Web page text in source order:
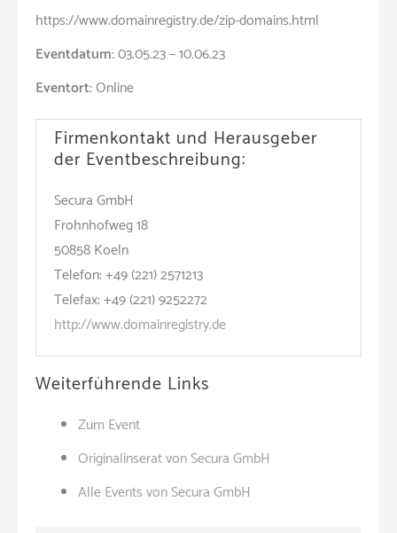
https://www.domainregistry.de/zip-domains.html
Eventdatum:03.05.23 – 10.06.23
Eventort:Online
Firmenkontakt und Herausgeber
der Eventbeschreibung:
Secura GmbH
Frohnhofweg 18
50858 Koeln
Telefon: +49 (221) 2571213
Telefax: +49 (221) 9252272
http://www.domainregistry.de
Weiterführende Links
Zum Event
Originalinserat von Secura GmbH
Alle Events von Secura GmbH